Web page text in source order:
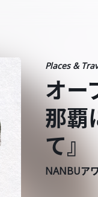
Places &
オー
那覇
て』
NANBUア